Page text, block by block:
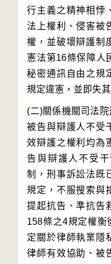
行主義之精神相悖
法上權利、侵害被
權，並破壞辯護制
憲法第16條保障人
秘密通訊自由之規
(二)關係機關司法
被告與辯護人不受
效辯護之權利均為
告與辯護人不受
制，刑事訴訟法既
規定，不服搜索與
提起抗告、準抗告
158條之4規定權衡
定關於律師執業隱
律師有效協助、被